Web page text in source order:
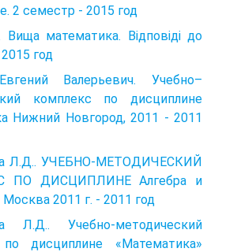
2 семестр - 2015 год
Вища математика. Відповіді до
год
Валерьевич. Учебно–
комплекс по дисциплине
Нижний Новгород, 2011 - 2011
Л.Д.. УЧЕБНО-МЕТОДИЧЕСКИЙ
ПО ДИСЦИПЛИНЕ Алгебра и
2011 г. - 2011 год
Л.Д.. Учебно-методический
дисциплине «Математика»